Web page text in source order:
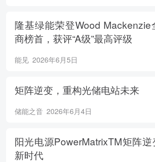
隆基绿能荣登Wood
商榜首，获评“A级”最高评级
能见 2026年6月5日
矩阵逆变，重构光储电站未来
储能之音 2026年6月4日
阳光电源PowerMatrixTM矩阵
新时代